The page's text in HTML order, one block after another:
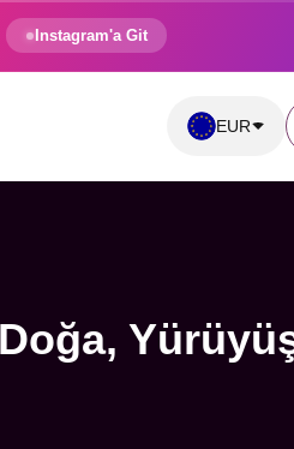
Instagram'a Git
EUR